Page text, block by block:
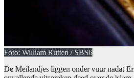
Foto: William Rutten / SBS6
De Meilandjes liggen onder vuur nadat